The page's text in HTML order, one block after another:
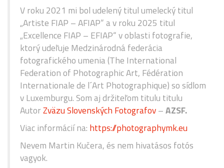
V roku 2021 mi bol udelený titul umelecký titul
„Artiste FIAP – AFIAP“ a v roku 2025 titul
„Excellence FIAP – EFIAP“ v oblasti fotografie,
ktorý udeľuje Medzinárodná federácia
fotografického umenia (The International
Federation of Photographic Art, Fédération
Internationale de l´Art Photographique) so sídlom
v Luxemburgu. Som aj držiteľom titulu titulu
AutorZväzu Slovenských Fotografov–AZSF.
Viac informácií na: https://photographymk.eu
Nevem Martin Kučera, és nem hivatásos fotós
vagyok.